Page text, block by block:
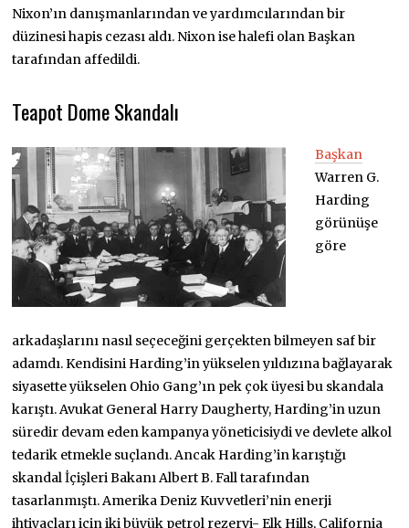
Nixon’ın danışmanlarından ve yardımcılarından bir
düzinesi hapis cezası aldı. Nixon ise halefi olan Başkan
tarafından affedildi.
Teapot Dome Skandalı
Başkan
Warren G.
Harding
görünüşe
göre
arkadaşlarını nasıl seçeceğini gerçekten bilmeyen saf bir
adamdı. Kendisini Harding’in yükselen yıldızına bağlayarak
siyasette yükselen Ohio Gang’ın pek çok üyesi bu skandala
karıştı. Avukat General Harry Daugherty, Harding’in uzun
süredir devam eden kampanya yöneticisiydi ve devlete alkol
tedarik etmekle suçlandı. Ancak Harding’in karıştığı
skandal İçişleri Bakanı Albert B. Fall tarafından
tasarlanmıştı. Amerika Deniz Kuvvetleri’nin enerji
ihtiyaçları için iki büyük petrol rezervi- Elk Hills, California